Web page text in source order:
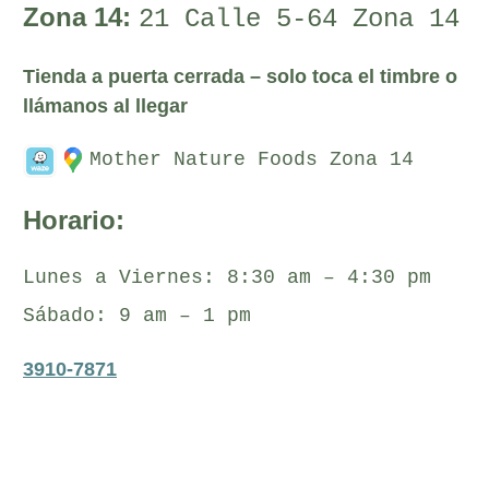
Zona 14: 21 Calle 5-64 Zona 14
Tienda a puerta cerrada – solo toca el timbre o
llámanos al llegar
Mother Nature Foods Zona 14
Horario:
Lunes a Viernes: 8:30 am – 4:30 pm
Sábado: 9 am – 1 pm
3910-7871